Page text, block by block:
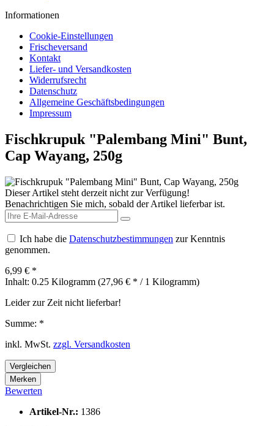
Informationen
Cookie-Einstellungen
Frischeversand
Kontakt
Liefer- und Versandkosten
Widerrufsrecht
Datenschutz
Allgemeine Geschäftsbedingungen
Impressum
Fischkrupuk "Palembang Mini" Bunt,
Cap Wayang, 250g
Dieser Artikel steht derzeit nicht zur Verfügung!
Benachrichtigen Sie mich, sobald der Artikel lieferbar ist.
Ich habe die Datenschutzbestimmungen zur Kenntnis
genommen.
6,99 € *
Inhalt: 0.25 Kilogramm (27,96 € * / 1 Kilogramm)
Leider zur Zeit nicht lieferbar!
Summe: *
inkl. MwSt. zzgl. Versandkosten
Vergleichen
Merken
Bewerten
Artikel-Nr.: 1386